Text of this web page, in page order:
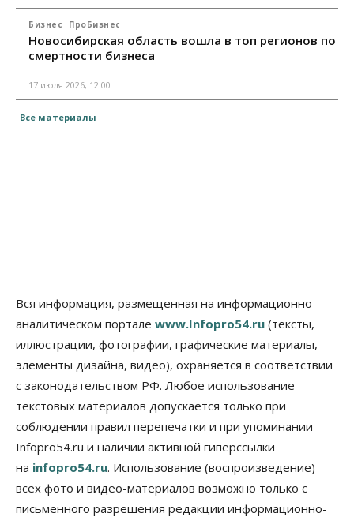
Бизнес ПроБизнес
Новосибирская область вошла в топ регионов по
смертности бизнеса
17 июля 2026, 12:00
Все материалы
Вся информация, размещенная на информационно-
аналитическом портале www.Infopro54.ru (тексты,
иллюстрации, фотографии, графические материалы,
элементы дизайна, видео), охраняется в соответствии
с законодательством РФ. Любое использование
текстовых материалов допускается только при
соблюдении правил перепечатки и при упоминании
Infopro54.ru и наличии активной гиперссылки
на infopro54.ru. Использование (воспроизведение)
всех фото и видео-материалов возможно только с
письменного разрешения редакции информационно-